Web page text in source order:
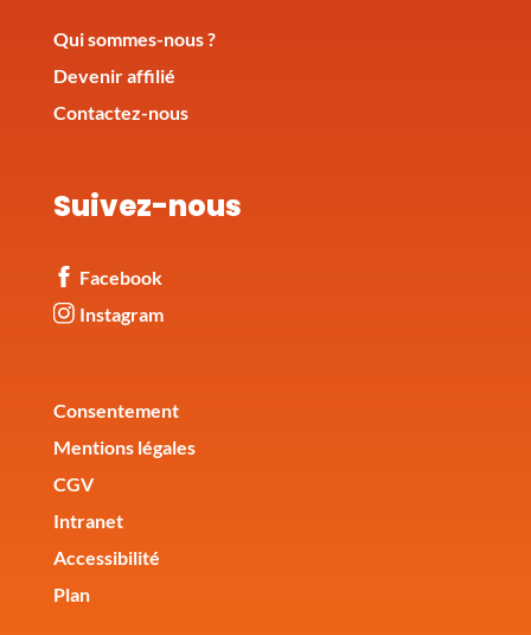
Qui sommes-nous ?
Devenir affilié
Contactez-nous
Suivez-nous
Facebook
Instagram
Corporate
Consentement
Mentions légales
CGV
Intranet
Accessibilité
Plan